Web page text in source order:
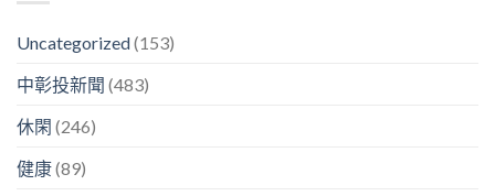
Uncategorized(153)
中彰投新聞 (483)
休閑 (246)
健康(89)